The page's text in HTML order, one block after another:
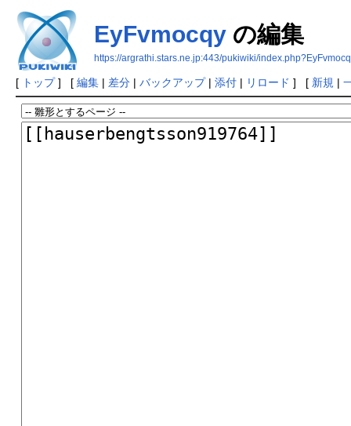
EyFvmocqyの編集
https://argrathi.stars.ne.jp:443/pukiwiki/
[ トップ] [ 編集| 差分| バックアップ| 添付| リロード ] [ 新規 |